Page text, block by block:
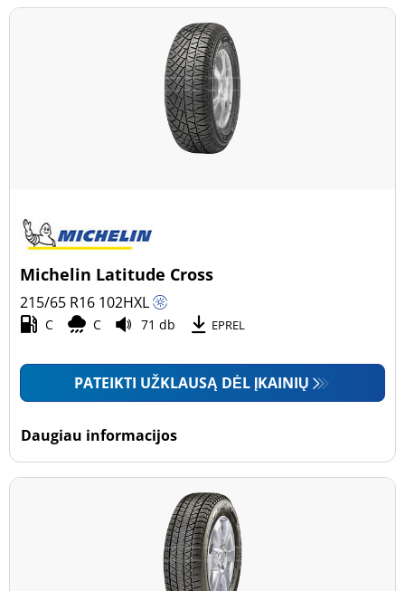
Michelin Latitude Cross
215/65 R16 102HXL
C C 71 db EPREL
PATEIKTI UŽKLAUSĄ DĖL ĮKAINIŲ
Daugiau informacijos